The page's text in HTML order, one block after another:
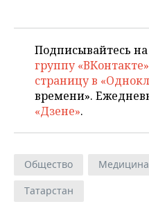
Подписывайтесь на
группу «ВКонтакте»
страницу в
времени».
«Дзене».
Общество Медицина
Татарстан